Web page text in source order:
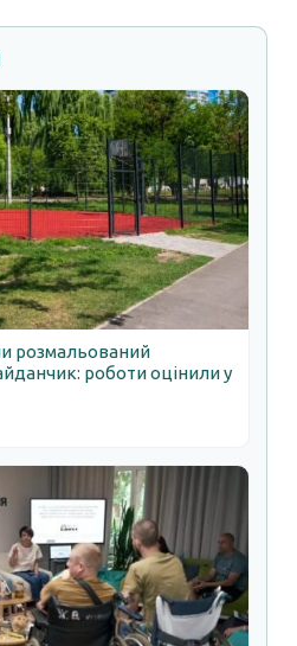
розмальований
роботи оцінили у